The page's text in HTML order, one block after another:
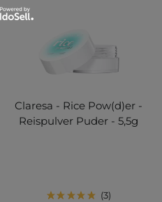
Claresa - Rice Pow(d)er -
Reispulver Puder - 5,5g
3